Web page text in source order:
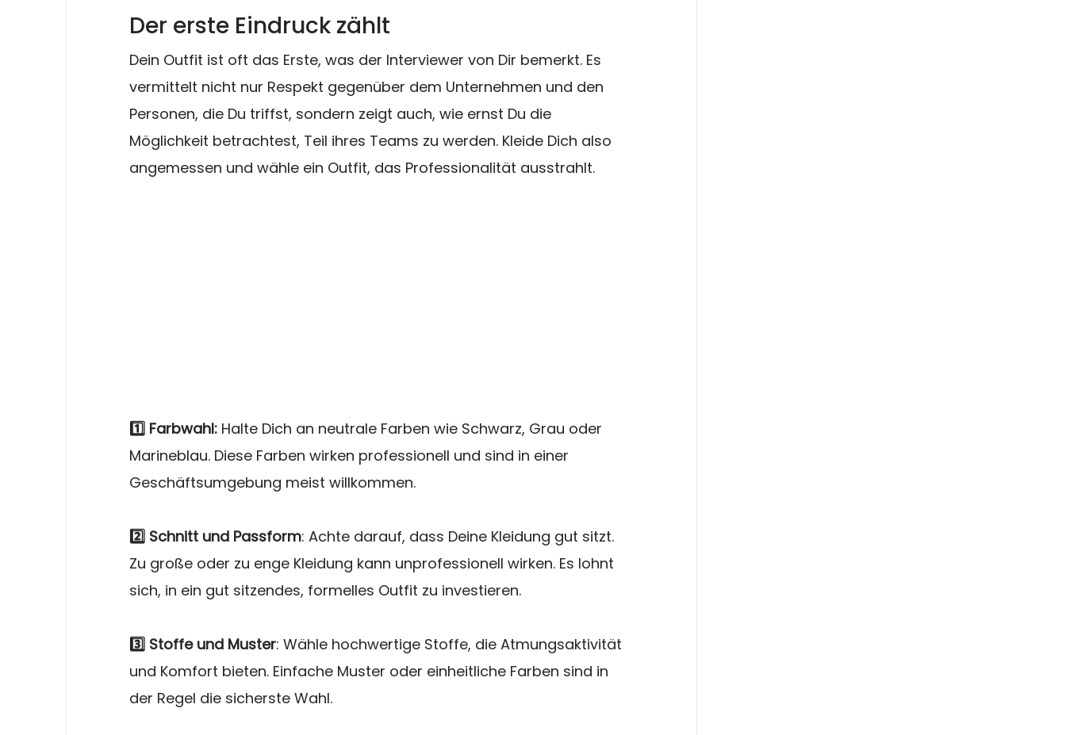
Der erste Eindruck zählt
Dein Outfit ist oft das Erste, was der Interviewer von Dir bemerkt. Es
vermittelt nicht nur Respekt gegenüber dem Unternehmen und den
Personen, die Du triffst, sondern zeigt auch, wie ernst Du die
Möglichkeit betrachtest, Teil ihres Teams zu werden. Kleide Dich also
angemessen und wähle ein Outfit, das Professionalität ausstrahlt.
1️⃣ Farbwahl: Halte Dich an neutrale Farben wie Schwarz, Grau oder
Marineblau. Diese Farben wirken professionell und sind in einer
Geschäftsumgebung meist willkommen.
2️⃣ Schnitt und Passform: Achte darauf, dass Deine Kleidung gut sitzt.
Zu große oder zu enge Kleidung kann unprofessionell wirken. Es lohnt
sich, in ein gut sitzendes, formelles Outfit zu investieren.
3️⃣ Stoffe und Muster: Wähle hochwertige Stoffe, die Atmungsaktivität
und Komfort bieten. Einfache Muster oder einheitliche Farben sind in
der Regel die sicherste Wahl.